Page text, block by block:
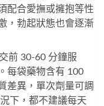
配合愛撫或擁抱等性
，勃起狀態也會逐漸
前 30-60 分鐘服
每袋藥物含有 100
差異，單次劑量可調
下，都不建議每天